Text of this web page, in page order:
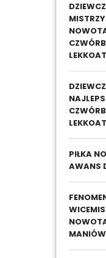
PIŁKA
AWANS
MANIÓW